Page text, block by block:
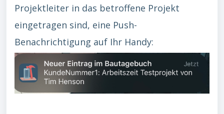
Projektleiter in das betroffene Projekt
eingetragen sind, eine Push-
Benachrichtigung auf Ihr Handy: